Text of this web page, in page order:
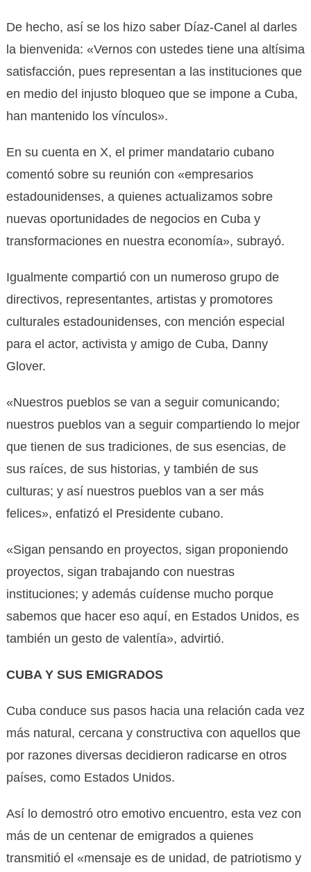
De hecho, así se los hizo saber Díaz-Canel al darles
la bienvenida: «Vernos con ustedes tiene una altísima
satisfacción, pues representan a las instituciones que
en medio del injusto bloqueo que se impone a Cuba,
han mantenido los vínculos».
En su cuenta en X, el primer mandatario cubano
comentó sobre su reunión con «empresarios
estadounidenses, a quienes actualizamos sobre
nuevas oportunidades de negocios en Cuba y
transformaciones en nuestra economía», subrayó.
Igualmente compartió con un numeroso grupo de
directivos, representantes, artistas y promotores
culturales estadounidenses, con mención especial
para el actor, activista y amigo de Cuba, Danny
Glover.
«Nuestros pueblos se van a seguir comunicando;
nuestros pueblos van a seguir compartiendo lo mejor
que tienen de sus tradiciones, de sus esencias, de
sus raíces, de sus historias, y también de sus
culturas; y así nuestros pueblos van a ser más
felices», enfatizó el Presidente cubano.
«Sigan pensando en proyectos, sigan proponiendo
proyectos, sigan trabajando con nuestras
instituciones; y además cuídense mucho porque
sabemos que hacer eso aquí, en Estados Unidos, es
también un gesto de valentía», advirtió.
CUBA Y SUS EMIGRADOS
Cuba conduce sus pasos hacia una relación cada vez
más natural, cercana y constructiva con aquellos que
por razones diversas decidieron radicarse en otros
países, como Estados Unidos.
Así lo demostró otro emotivo encuentro, esta vez con
más de un centenar de emigrados a quienes
transmitió el «mensaje es de unidad, de patriotismo y